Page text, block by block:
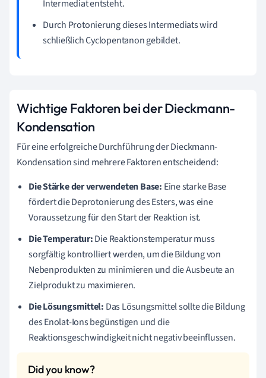
Intermediat entsteht.
Durch Protonierung dieses Intermediats wird
schließlich Cyclopentanon gebildet.
Wichtige Faktoren bei der Dieckmann-
Kondensation
Für eine erfolgreiche Durchführung der Dieckmann-
Kondensation sind mehrere Faktoren entscheidend:
Die Stärke der verwendeten Base: Eine starke Base
fördert die Deprotonierung des Esters, was eine
Voraussetzung für den Start der Reaktion ist.
Die Temperatur:Die Reaktionstemperatur muss
sorgfältig kontrolliert werden, um die Bildung von
Nebenprodukten zu minimieren und die Ausbeute an
Zielprodukt zu maximieren.
Die Lösungsmittel: Das Lösungsmittel sollte die Bildung
des Enolat-Ions begünstigen und die
Reaktionsgeschwindigkeit nicht negativ beeinflussen.